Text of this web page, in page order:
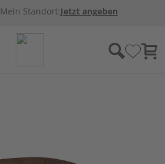
Mein Standort:Jetzt angeben